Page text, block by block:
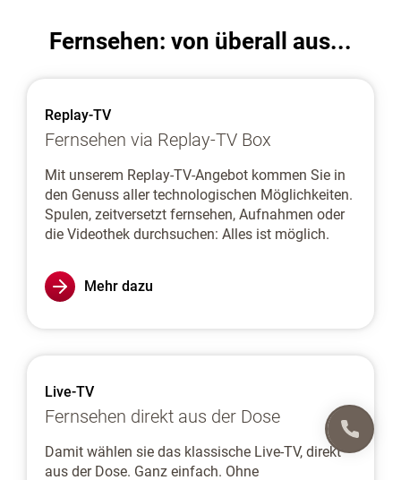
Fernsehen: von überall aus...
Replay-TV
Fernsehen via Replay-TV Box
Mit unserem Replay-TV-Angebot kommen Sie in
den Genuss aller technologischen Möglichkeiten.
Spulen, zeitversetzt fernsehen, Aufnahmen oder
die Videothek durchsuchen: Alles ist möglich.
Mehr dazu
Live-TV
Fernsehen direkt aus der Dose
Damit wählen sie das klassische Live-TV, direkt
aus der Dose. Ganz einfach. Ohne